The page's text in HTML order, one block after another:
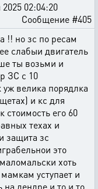
02:04:20
Сообщение #405
!! но зс по ресам
слабыи двигатель
ты возьми и
ЗС с 10
уж велика порядлка
и кс для
стоимость его 60
техах и
защита зс
это
хоть
уступает и
дендре и то и то